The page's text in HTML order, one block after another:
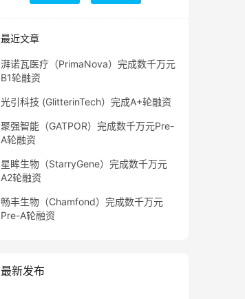
最近文章
湃诺瓦医疗（PrimaNova）完成数千万元
B1轮融资
光引科技 (GlitterinTech）完成A+轮融资
聚强智能（GATPOR）完成数千万元Pre-
A轮融资
星眸生物（StarryGene）完成数千万元
A2轮融资
畅丰生物（Chamfond）完成数千万元
Pre-A轮融资
最新发布